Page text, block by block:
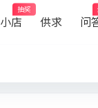
小店
抽奖
供求 问